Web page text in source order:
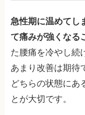
急性期に温めてし
て痛みが強くなる
た腰痛を冷やし続
あまり改善は期待
どちらの状態にあ
とが大切です。